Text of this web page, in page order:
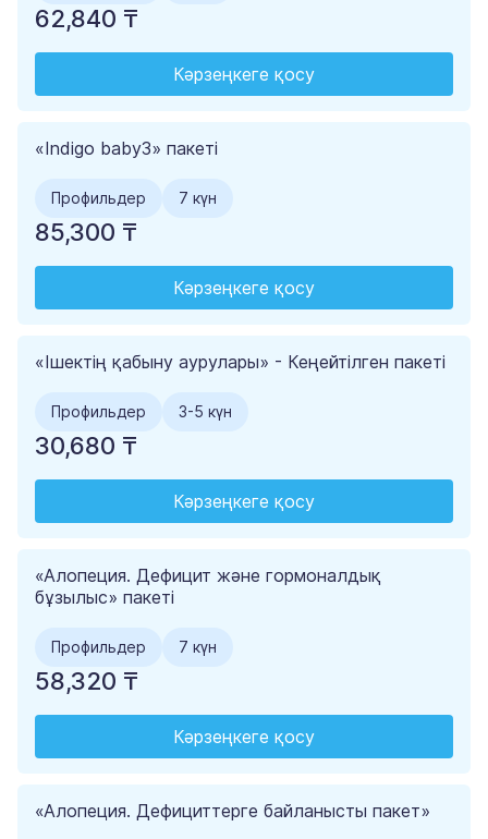
62,840 ₸
Кәрзеңкеге қосу
«Indigo baby3» пакеті
Профильдер 7 күн
85,300 ₸
Кәрзеңкеге қосу
«Ішектің қабыну аурулары» - Кеңейтілген пакеті
Профильдер 3-5 күн
30,680 ₸
Кәрзеңкеге қосу
«Алопеция. Дефицит және гормоналдық
бұзылыс» пакеті
Профильдер 7 күн
58,320 ₸
Кәрзеңкеге қосу
«Алопеция. Дефициттерге байланысты пакет»